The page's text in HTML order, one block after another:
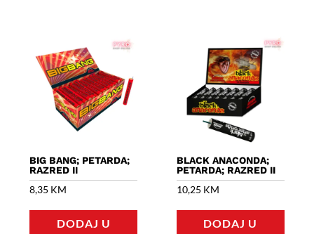
BIG BANG; PETARDA;
RAZRED II
8,35 KM
DODAJ U
BLACK ANACONDA;
PETARDA; RAZRED II
10,25 KM
DODAJ U